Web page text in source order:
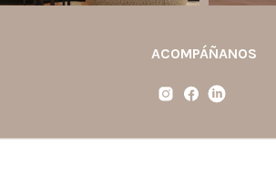
ACOMPÁÑANOS